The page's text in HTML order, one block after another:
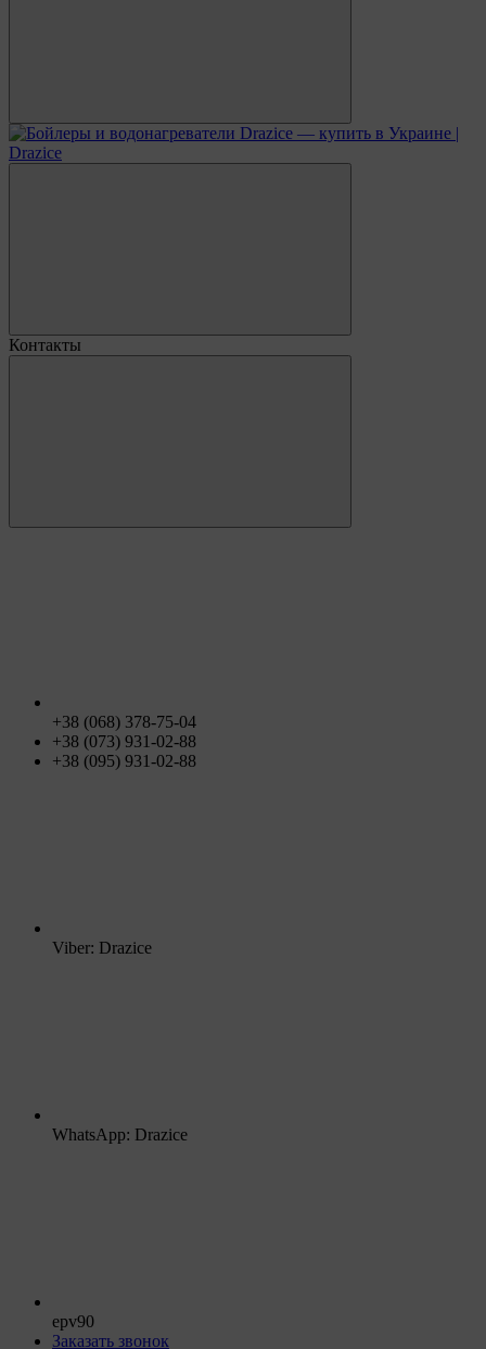
Контакты
+38 (068) 378-75-04
+38 (073) 931-02-88
+38 (095) 931-02-88
Viber: Drazice
WhatsApp: Drazice
epv90
Заказать звонок